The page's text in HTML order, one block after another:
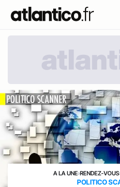
A LA UNE›RENDEZ-VOUS
POLITICO